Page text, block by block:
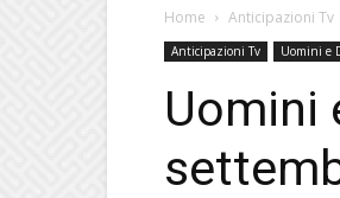
Home Anticipazioni Tv
Anticipazioni Tv Uomini e
Uomini